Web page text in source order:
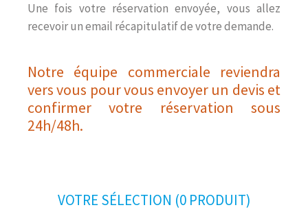
Une fois votre réservation envoyée, vous allez
recevoir un email récapitulatif de votre demande.
Notre équipe commerciale reviendra
vers vous pour vous envoyer un devis et
confirmer votre réservation sous
24h/48h.
VOTRE SÉLECTION (0 PRODUIT)